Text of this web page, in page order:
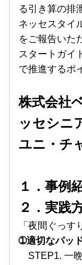
る引き算の排
ネッセスタイ
をご報告いた
スタートガイ
で推進するポ
株式会社
ッセシニ
ユニ・チ
１．事例
２．実践
「夜間ぐっす
➀適切なパッ
STEP1. 一